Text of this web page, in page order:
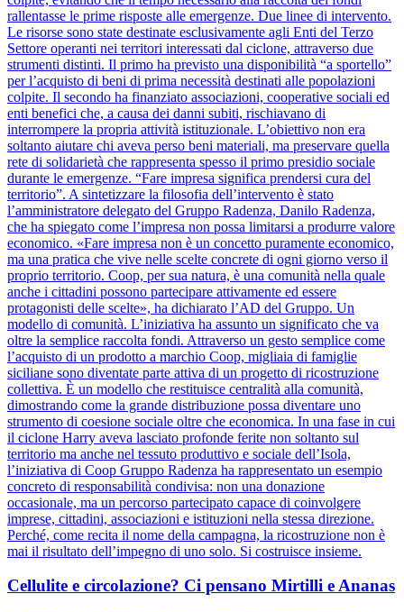
rallentasse le prime risposte alle emergenze. Due linee di intervento.
Le risorse sono state destinate esclusivamente agli Enti del Terzo
Settore operanti nei territori interessati dal ciclone, attraverso due
strumenti distinti. Il primo ha previsto una disponibilità “a sportello”
per l’acquisto di beni di prima necessità destinati alle popolazioni
colpite. Il secondo ha finanziato associazioni, cooperative sociali ed
enti benefici che, a causa dei danni subiti, rischiavano di
interrompere la propria attività istituzionale. L’obiettivo non era
soltanto aiutare chi aveva perso beni materiali, ma preservare quella
rete di solidarietà che rappresenta spesso il primo presidio sociale
durante le emergenze. “Fare impresa significa prendersi cura del
territorio”. A sintetizzare la filosofia dell’intervento è stato
l’amministratore delegato del Gruppo Radenza, Danilo Radenza,
che ha spiegato come l’impresa non possa limitarsi a produrre valore
economico. «Fare impresa non è un concetto puramente economico,
ma una pratica che vive nelle scelte concrete di ogni giorno verso il
proprio territorio. Coop, per sua natura, è una comunità nella quale
anche i cittadini possono partecipare attivamente ed essere
protagonisti delle scelte», ha dichiarato l’AD del Gruppo. Un
modello di comunità. L’iniziativa ha assunto un significato che va
oltre la semplice raccolta fondi. Attraverso un gesto semplice come
l’acquisto di un prodotto a marchio Coop, migliaia di famiglie
siciliane sono diventate parte attiva di un progetto di ricostruzione
collettiva. È un modello che restituisce centralità alla comunità,
dimostrando come la grande distribuzione possa diventare uno
strumento di coesione sociale oltre che economica. In una fase in cui
il ciclone Harry aveva lasciato profonde ferite non soltanto sul
territorio ma anche nel tessuto produttivo e sociale dell’Isola,
l’iniziativa di Coop Gruppo Radenza ha rappresentato un esempio
concreto di responsabilità condivisa: non una donazione
occasionale, ma un percorso partecipato capace di coinvolgere
imprese, cittadini, associazioni e istituzioni nella stessa direzione.
Perché, come recita il nome della campagna, la ricostruzione non è
mai il risultato dell’impegno di uno solo. Si costruisce insieme.
Cellulite e circolazione? Ci pensano Mirtilli e Ananas